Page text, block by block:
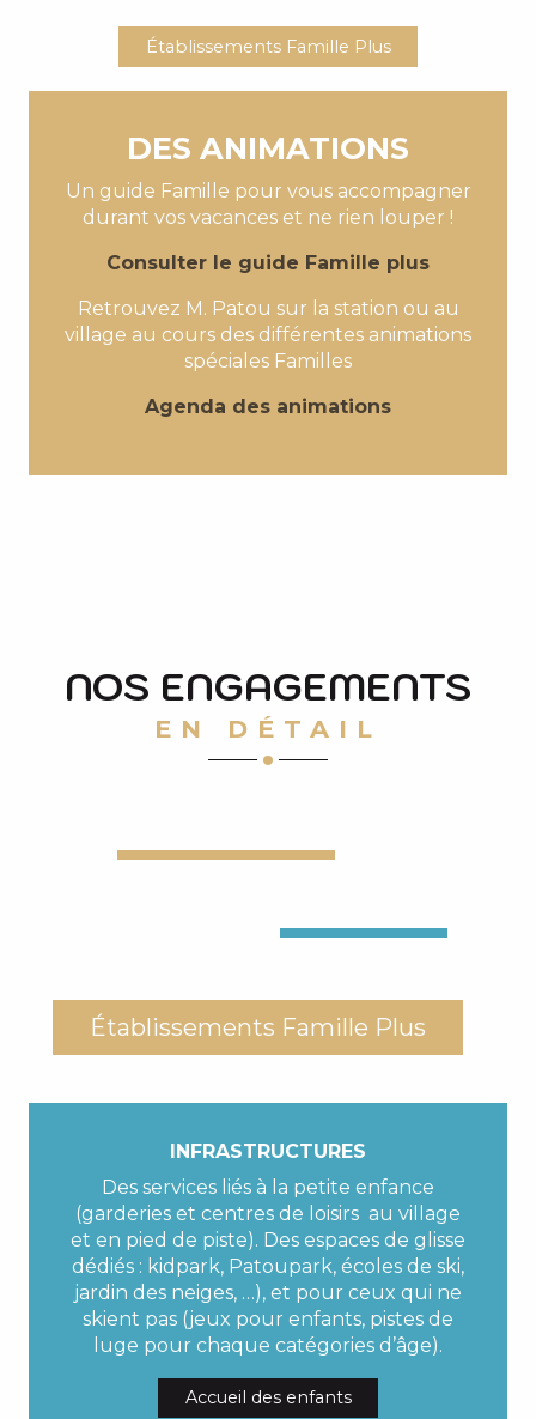
Établissements Famille Plus
DES ANIMATIONS
Un guide Famille pour vous accompagner
durant vos vacances et ne rien louper !
Consulter le guide Famille plus
Retrouvez M. Patou sur la station ou au
village au cours des différentes animations
spéciales Familles
Agenda des animations
NOS ENGAGEMENTS
EN DÉTAIL
Établissements Famille Plus
INFRASTRUCTURES
Des services liés à la petite enfance
(garderies et centres de loisirs au village
et en pied de piste). Des espaces de glisse
dédiés : kidpark, Patoupark, écoles de ski,
jardin des neiges, …), et pour ceux qui ne
skient pas (jeux pour enfants, pistes de
luge pour chaque catégories d’âge).
Accueil des enfants